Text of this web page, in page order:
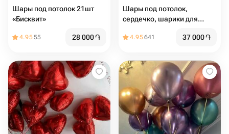
Шары под потолок 21шт
«Бисквит»
4.9555 28 000֏
Шары под потолок,
сердечко, шарики для
4.95641 37 000֏